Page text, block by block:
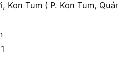
Tum ( P. Kon Tum,